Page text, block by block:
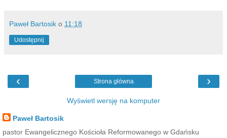
Paweł Bartosik o 11:18
Udostępnij
‹ ›
Strona główna
Wyświetl wersję na komputer
Paweł Bartosik
pastor Ewangelicznego Kościoła Reformowanego w Gdańsku